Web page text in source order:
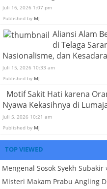
Juli 16, 2026 1:07 pm
Published by MJ
Aliansi Alam
di Telaga
Nasionalisme, dan
Juli 15, 2026 10:33 am
Published by MJ
Motif Sakit Hati karena
Nyawa Kekasihnya di
Juli 5, 2026 10:21 am
Published by MJ
TOP VIEWED
Mengenal Sosok Syekh Subakir
Misteri Makam Prabu Angling